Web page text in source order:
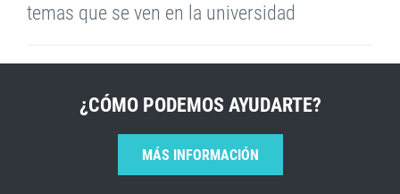
temas que se ven en la universidad
¿CÓMO PODEMOS AYUDARTE?
MÁS INFORMACIÓN